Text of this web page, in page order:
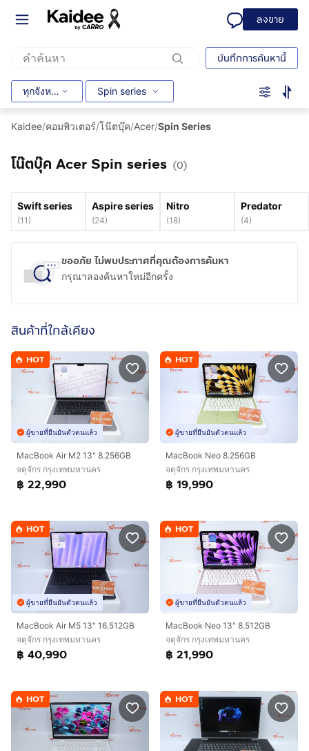
ลงขาย
บันทึกการค้นหานี้
ทุกจังหวัด Spin series
Kaidee/คอมพิวเตอร์/โน๊ตบุ๊ค/Acer/Spin Series
โน๊ตบุ๊ค Acer Spin series (0)
Swift series
(11 )
Aspire series
(24)
Nitro
(18)
Predator
(4)
ขออภัย ไม่พบประกาศที่คุณต้องการค้นหา
กรุณาลองค้นหาใหม่อีกครั้ง
สินค้าที่ใกล้เคียง
HOT
ผู้ขายที่ยืนยันตัวตนแล้ว
MacBook Air M2 13" 8.256GB
จตุจักร กรุงเทพมหานคร
฿ 22,990
HOT
ผู้ขายที่ยืนยันตัวตนแล้ว
MacBook Neo 8.256GB
จตุจักร กรุงเทพมหานคร
฿ 19,990
HOT
ผู้ขายที่ยืนยันตัวตนแล้ว
MacBook Air M5 13" 16.512GB
จตุจักร กรุงเทพมหานคร
฿ 40,990
HOT
ผู้ขายที่ยืนยันตัวตนแล้ว
MacBook Neo 13" 8.512GB
จตุจักร กรุงเทพมหานคร
฿ 21,990
HOT HOT